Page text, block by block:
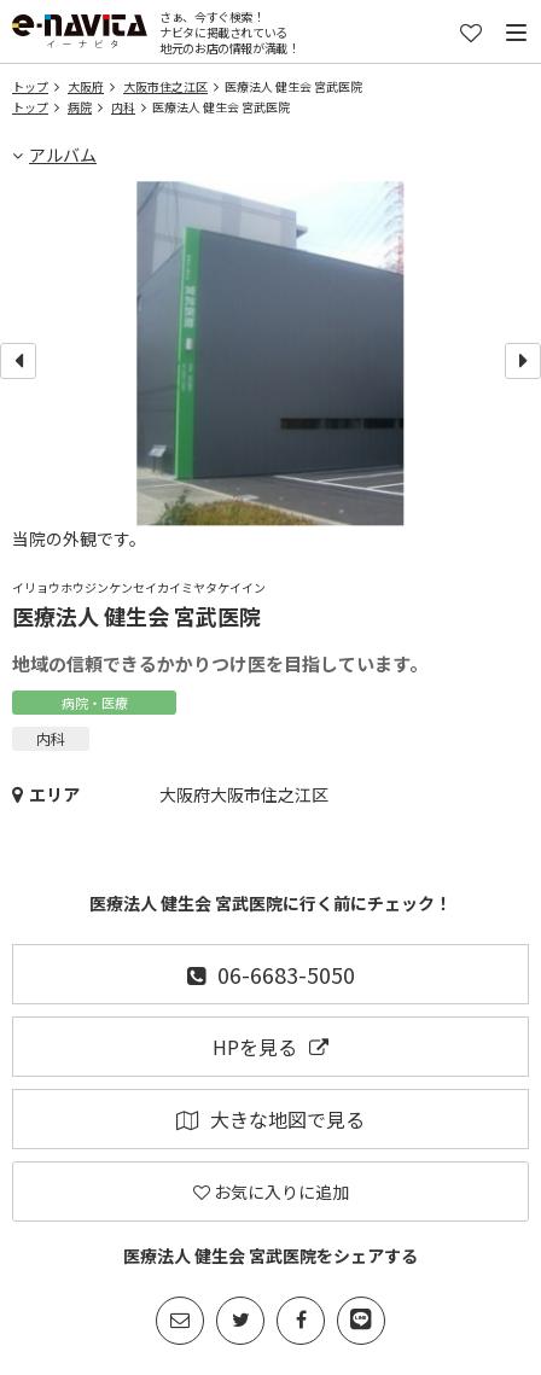
さぁ、今すぐ検索！
ナビタに掲載されている
地元のお店の情報が満載！
トップ 大阪府 大阪市住之江区
医療法人 健生会 宮武医院
トップ
病院 内科 医療法人 健生会 宮武医院
アルバム
イリョウホウジンケンセイカイミヤタケイイン
医療法人 健生会 宮武医院
地域の信頼できるかかりつけ医を目指しています。
病院・医療
内科
エリア 大阪府大阪市住之江区
医療法人 健生会 宮武医院に行く前にチェック！
06-6683-5050
HPを見る
大きな地図で見る
お気に入りに追加
医療法人 健生会 宮武医院をシェアする
当院の外観です。